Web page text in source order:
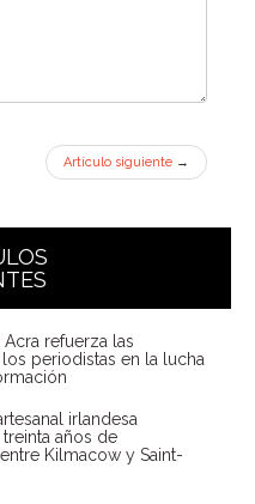
Artículo siguiente →
Acra refuerza las
periodistas en la lucha
irlandesa
años de
Kilmacow y Saint-